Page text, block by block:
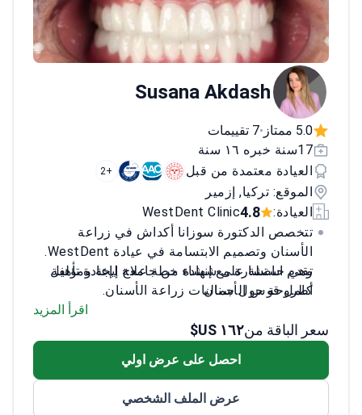
Susana Akdash
5.0 ممتاز •7 تقييمات
17سنة خبره ١٦ سنة
العيادة معتمدة من قبل
+2
الموقع: تركيا, إزمير
العيادة:
4.8
WestDent Clinic
تتخصص الدكتورة سوزانا أكداش في زراعة
الأسنان وتصميم الابتسامة في عيادة WestDent.
وهي حاصلة على شهادة من جامعة إيجة ومؤلفة
أطروحة حول جماليات زراعة الأسنان.
تقدم استشارة مع إنشاء خطة علاج لإعادة تأهيل
كامل قوس الأسنان
تنفذ تقنيات الكل على 4 (All-on-4) والكل على
6 (All-on-6) باستخدام أنظمة زراعة عالية
تجري عمليات تكبير العظام ورفع الجيوب
تستخدم حلول الجراحة الرقمية لتعافي أسرع
اقرأ المزيد
سعر الباقة من١٦٢ US$
احصل على عرض اولي
عرض الملف الشخصي